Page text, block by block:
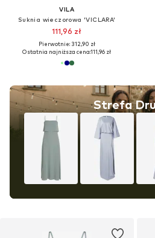
VILA
Suknia wieczorowa 'VICLARA'
111,96 zł
Pierwotnie: 312,90 zł
Ostatnia najniższa cena:111,96 zł
Strefa